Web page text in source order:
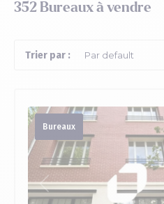
352 Bureaux à vendre
Trier par :
Bureaux